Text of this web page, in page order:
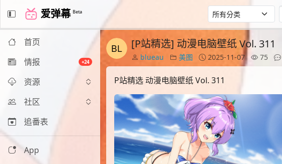
爱弹幕 Beta
首页
情报
+24
资源
社区
追番表
App
[P站精选] 动漫电脑壁纸 Vol. 311
blueau 美图 2025-11-07 75
P站精选 动漫电脑壁纸 Vol. 311